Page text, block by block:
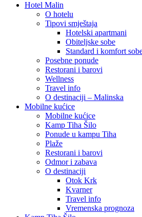
Hotel Malin
O hotelu
Tipovi smještaja
Hotelski apartmani
Obiteljske sobe
Standard i komfort
Posebne ponude
Restorani i barovi
Wellness
Travel info
O destinaciji – Malinska
Mobilne kućice
Mobilne kućice
Kamp Tiha Šilo
Ponude u kampu Tiha
Plaže
Restorani i barovi
Odmor i zabava
O destinaciji
Otok Krk
Kvarner
Travel info
Vremenska prognoza